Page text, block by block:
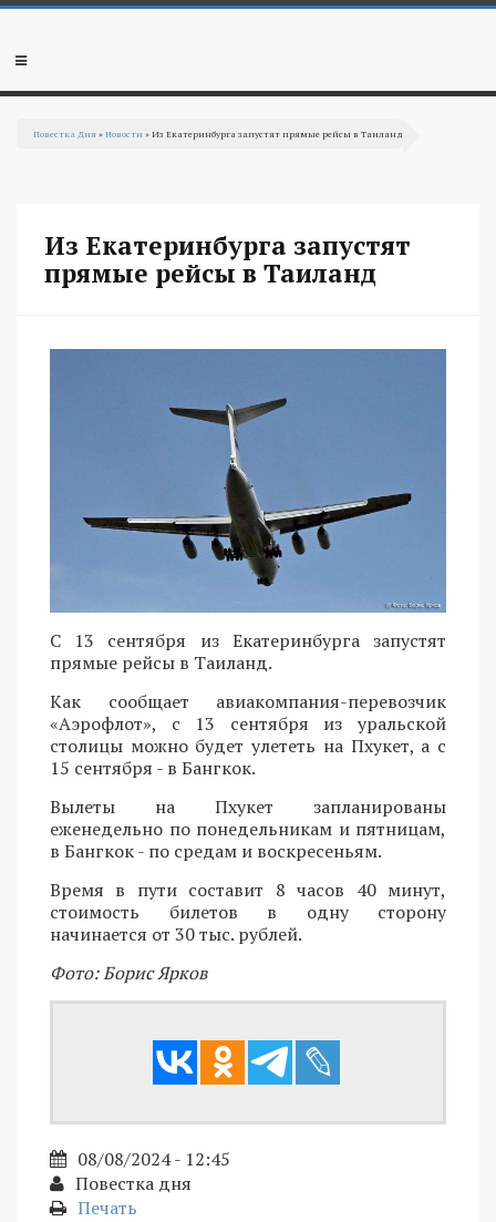
Перейти к основному содержанию
Мобильное
Повестка Дня »Новости » Из Екатеринбурга запустят прямые рейсы в Таиланд
Из Екатеринбурга запустят
прямые рейсы в Таиланд
С 13 сентября из Екатеринбурга запустят
прямые рейсы в Таиланд.
Как сообщает авиакомпания-перевозчик
«Аэрофлот», с 13 сентября из уральской
столицы можно будет улететь на Пхукет, а с
15 сентября - в Бангкок.
Вылеты на Пхукет запланированы
еженедельно по понедельникам и пятницам,
в Бангкок - по средам и воскресеньям.
Время в пути составит 8 часов 40 минут,
стоимость билетов в одну сторону
начинается от 30 тыс. рублей.
Фото: Борис Ярков
08/08/2024 - 12:45
Повестка дня
Печать